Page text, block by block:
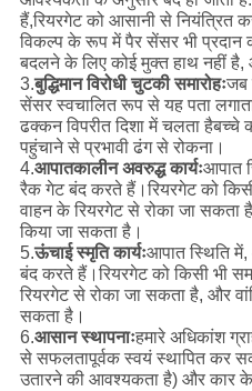
हैं,रियरगेट को आसानी से नियंत्रित
विकल्प के रूप में पैर सेंसर भी
बदलने के लिए कोई मुक्त हाथ नहीं
3.बुद्धिमान विरोधी चुटकी समारोहःजब
सेंसर स्वचालित रूप से यह पता लगाता
ढक्कन विपरीत दिशा में चलता
पहुंचाने से प्रभावी ढंग से रोकना।
4.आपातकालीन अवरुद्ध कार्यःआपात
रैक गेट बंद करते हैं।रियरगेट को
वाहन के रियरगेट से रोका जा सकता
किया जा सकता है।
5.ऊंचाई स्मृति कार्यःआपात स्थिति
बंद करते हैं।रियरगेट को किसी भी
रियरगेट से रोका जा सकता है, और
सकता है।
6.आसान स्थापनाःहमारे अधिकांश
से सफलतापूर्वक स्वयं स्थापित कर
उतारने की आवश्यकता है) और कार के